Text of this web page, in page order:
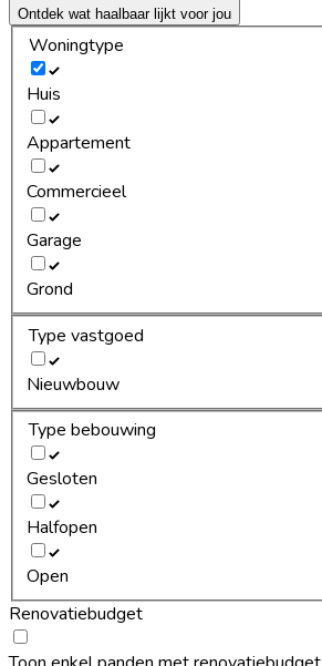
Ontdek wat haalbaar lijkt voor jou
Woningtype
Huis
Appartement
Commercieel
Garage
Grond
Type vastgoed
Nieuwbouw
Type bebouwing
Gesloten
Halfopen
Open
Renovatiebudget